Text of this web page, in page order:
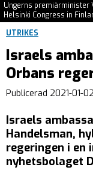
Ungerns premiärminister
Helsinki Congress in
UTRIKES
Israels
Orbans
Publicerad 2021-01-02
Israels
Handelsman,
regeringen i en
nyhetsbolaget